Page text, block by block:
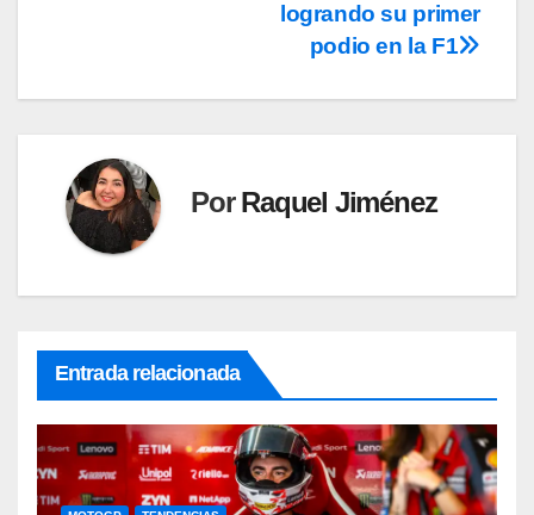
logrando su primer
podio en la F1
PorRaquel Jiménez
Entrada relacionada